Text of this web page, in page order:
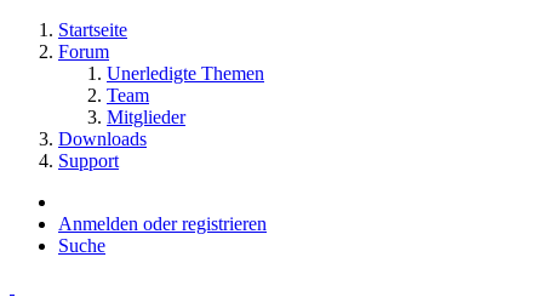
Startseite
Forum
Unerledigte Themen
Team
Mitglieder
Downloads
Support
Anmelden oder registrieren
Suche